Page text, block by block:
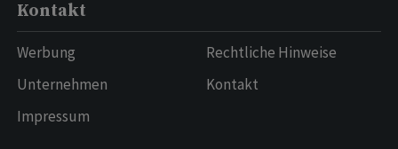
Kontakt
Werbung
Unternehmen
Impressum
Rechtliche Hinweise
Kontakt